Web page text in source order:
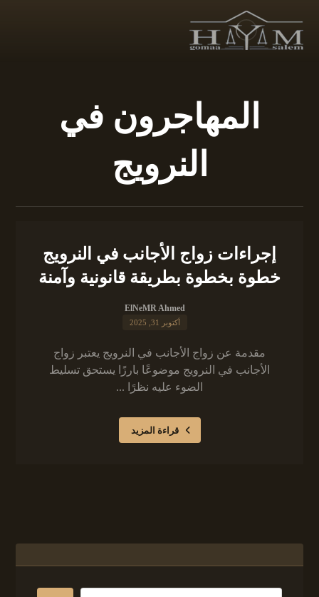
المهاجرون في
النرويج
إجراءات زواج الأجانب في النرويج
خطوة بخطوة بطريقة قانونية وآمنة
ElNeMR Ahmed
أكتوبر 31, 2025
مقدمة عن زواج الأجانب في النرويج يعتبر زواج
الأجانب في النرويج موضوعًا بارزًا يستحق تسليط
الضوء عليه نظرًا ...
قراءة المزيد